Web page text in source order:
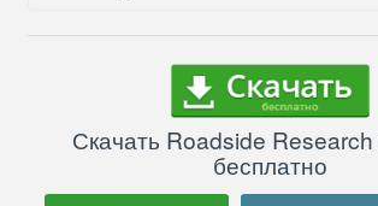
Скачать Roadside
бесплатно